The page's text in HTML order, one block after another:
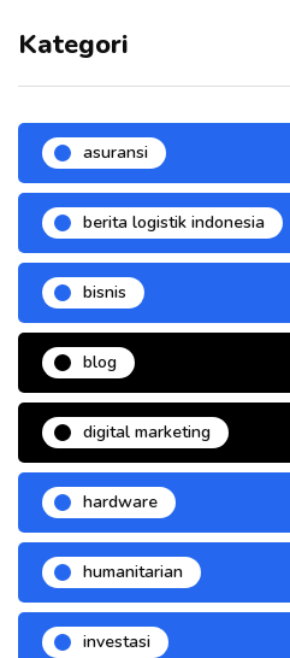
Kategori
asuransi
berita logistik indonesia
bisnis
blog
digital marketing
hardware
humanitarian
investasi